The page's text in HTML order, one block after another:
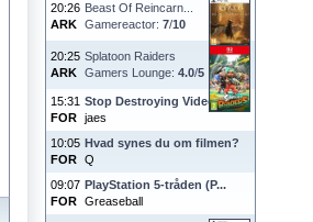
20:26
ARK
Beast Of Reincarn...
Gamereactor: 7/10
20:25
ARK
Splatoon Raiders
Gamers Lounge: 4.0/5
15:31
FOR
Stop Destroying Videoga...
jaes
10:05
FOR
Hvad synes du om filmen?
Q
09:07
FOR
PlayStation 5-tråden (P...
Greaseball